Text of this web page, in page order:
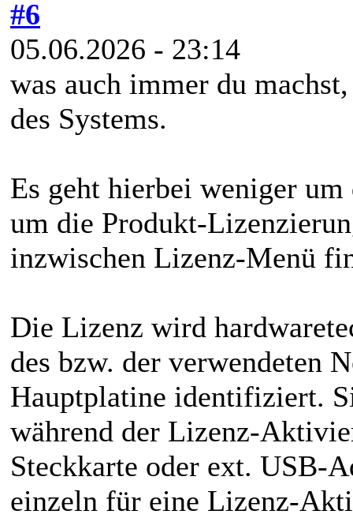
#6
05.06.2026 - 23:14
was auch immer du
des Systems.
Es geht hierbei weniger
um die Produkt-
inzwischen Lizenz-Menü
Die Lizenz wird
des bzw. der verwendeten
Hauptplatine identifiziert.
während der Lizenz-
Steckkarte oder ext. USB-
einzeln für eine Lizenz-